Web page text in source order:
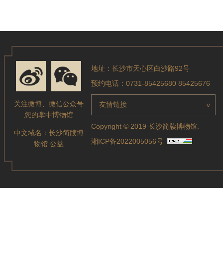
关注微博、微信公众号
您的掌中博物馆
中文域名： 长沙简牍博
物馆.公益
地址：长沙市天心区白沙路92号
预约电话：0731-85425680 85425676
友情链接 >
Copyright © 2019 长沙简牍博物馆.
湘ICP备2022005056号